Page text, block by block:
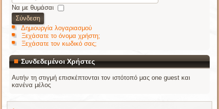
Να με θυμάσαι
Σύνδεση
Δημιουργία λογαριασμού
Ξεχάσατε το όνομα χρήστη;
Ξεχάσατε τον κωδικό σας;
Συνδεδεμένοι Χρήστες
Αυτήν τη στιγμή επισκέπτονται τον ιστότοπό μας one guest και
κανένα μέλος